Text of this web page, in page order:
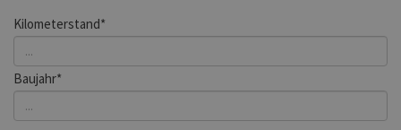
Kilometerstand*
Baujahr*